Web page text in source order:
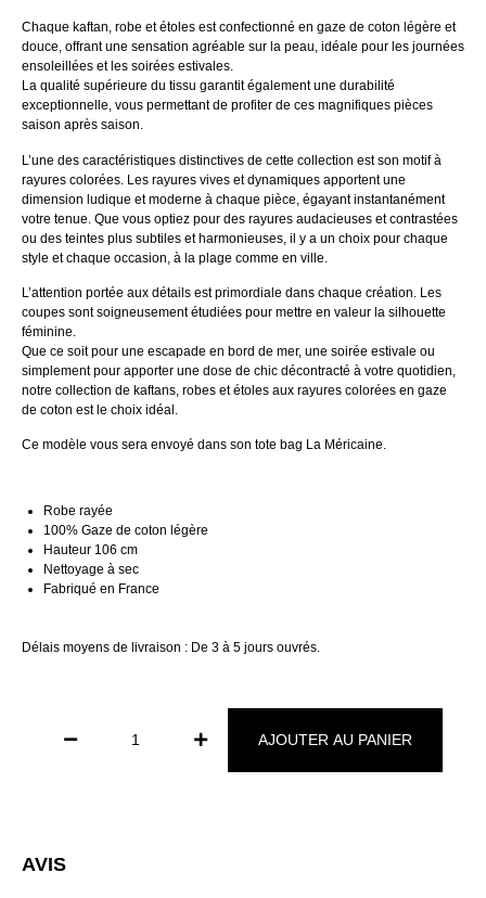
Chaque kaftan, robe et étoles est confectionné en gaze de coton légère et
douce, offrant une sensation agréable sur la peau, idéale pour les journées
ensoleillées et les soirées estivales.
La qualité supérieure du tissu garantit également une durabilité
exceptionnelle, vous permettant de profiter de ces magnifiques pièces
saison après saison.
L’une des caractéristiques distinctives de cette collection est son motif à
rayures colorées. Les rayures vives et dynamiques apportent une
dimension ludique et moderne à chaque pièce, égayant instantanément
votre tenue. Que vous optiez pour des rayures audacieuses et contrastées
ou des teintes plus subtiles et harmonieuses, il y a un choix pour chaque
style et chaque occasion, à la plage comme en ville.
L’attention portée aux détails est primordiale dans chaque création. Les
coupes sont soigneusement étudiées pour mettre en valeur la silhouette
féminine.
Que ce soit pour une escapade en bord de mer, une soirée estivale ou
simplement pour apporter une dose de chic décontracté à votre quotidien,
notre collection de kaftans, robes et étoles aux rayures colorées en gaze
de coton est le choix idéal.
Ce modèle vous sera envoyé dans son tote bag La Méricaine.
Robe rayée
100% Gaze de coton légère
Hauteur 106 cm
Nettoyage à sec
Fabriqué en France
Délais moyens de livraison : De 3 à 5 jours ouvrés.
AJOUTER AU PANIER
AVIS